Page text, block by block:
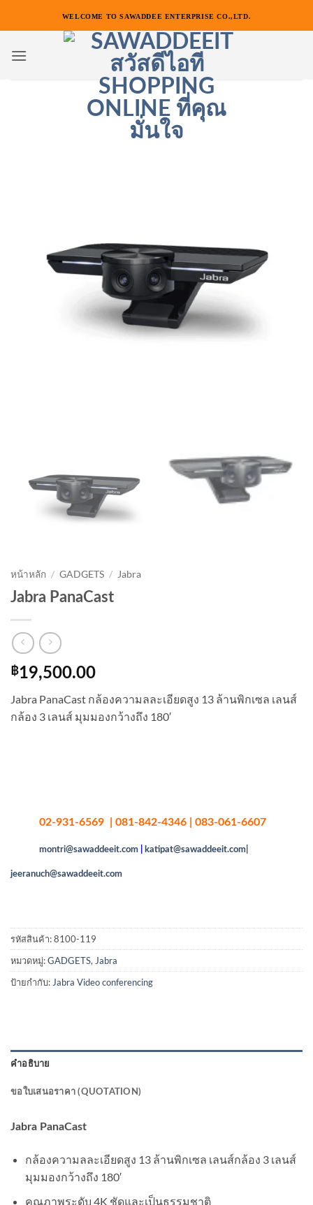
เนื้อหา
WELCOME TO SAWADDEE ENTERPRISE CO.,LTD.
หน้าหลัก / GADGETS / Jabra
Jabra PanaCast
฿19,500.00
Jabra PanaCast กล้องความลละเอียดสูง 13 ล้านพิกเซล เลนส์
กล้อง 3 เลนส์ มุมมองกว้างถึง 180′
02-931-6569 | 081-842-4346 | 083-061-6607
montri@sawaddeeit.com katipat@sawaddeeit.com|
jeeranuch@sawaddeeit.com
รหัสสินค้า:8100-119
หมวดหมู่:GADGETS, Jabra
ป้ายกำกับ: Jabra Video conferencing
คำอธิบาย
ขอใบเสนอราคา (QUOTATION)
Jabra PanaCast
กล้องความลละเอียดสูง 13 ล้านพิกเซล เลนส์กล้อง 3 เลนส์
มุมมองกว้างถึง 180′
คุณภาพระดับ 4K ชัดและเป็นธรรมชาติ